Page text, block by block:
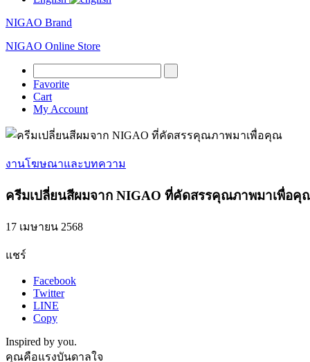
NIGAO Brand
NIGAO Online Store
Favorite
Cart
My Account
งานโฆษณาและบทความ
ครีมเปลี่ยนสีผมจาก NIGAO ที่คัดสรรคุณภาพมาเพื่อคุ
17 เมษายน 2568
แชร์
Facebook
Twitter
LINE
Copy
Inspired by you.
คุณคือแรงบันดาลใจ